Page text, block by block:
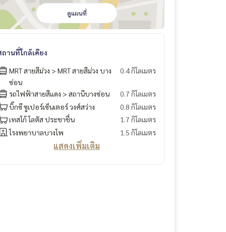
ดูแผนที่
ถานที่ใกล้เคียง
MRT สายสีม่วง > MRT สายสีม่วง บาง
ซ่อน
0.4 กิโลเมตร
รถไฟฟ้าสายสีแดง > สถานีบางซ่อน
0.7 กิโลเมตร
บิ๊กซี ซูเปอร์เซ็นเตอร์ วงศ์สว่าง
0.8 กิโลเมตร
เทสโก้ โลตัส ประชาชื่น
1.7 กิโลเมตร
โรงพยาบาลบางโพ
1.5 กิโลเมตร
แสดงเพิ่มเติม